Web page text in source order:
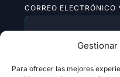
Para ofrecer las mejores
CORREO ELECTRÓNICO